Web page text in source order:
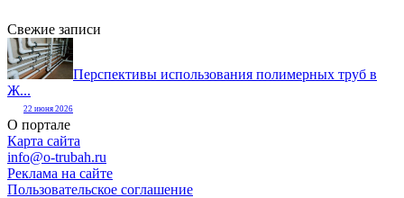
Свежие записи
Перспективы использования полимерных труб в
Ж...
22 июня 2026
О портале
Карта сайта
info@o-trubah.ru
Реклама на сайте
Пользовательское соглашение